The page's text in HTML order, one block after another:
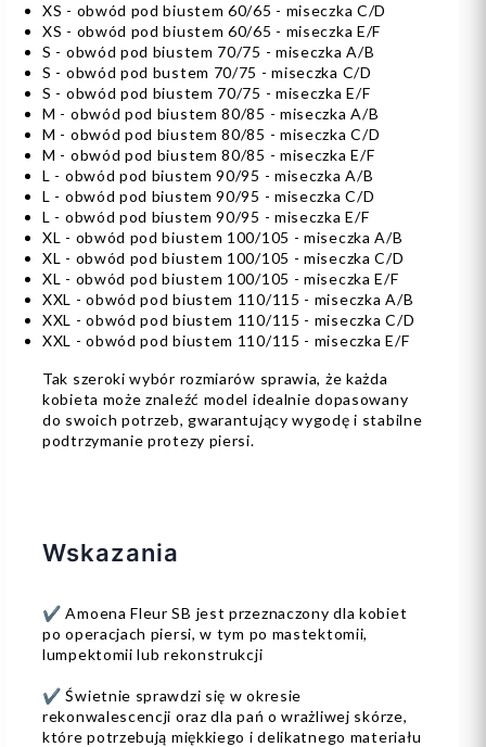
XS - obwód pod biustem 60/65 - miseczka C/D
XS - obwód pod biustem 60/65 - miseczka E/F
S - obwód pod biustem 70/75 - miseczka A/B
S - obwód pod bustem 70/75 - miseczka C/D
S - obwód pod biustem 70/75 - miseczka E/F
M - obwód pod biustem 80/85 - miseczka A/B
M - obwód pod biustem 80/85 - miseczka C/D
M - obwód pod biustem 80/85 - miseczka E/F
L - obwód pod biustem 90/95 - miseczka A/B
L - obwód pod biustem 90/95 - miseczka C/D
L - obwód pod biustem 90/95 - miseczka E/F
XL - obwód pod biustem 100/105 - miseczka A/B
XL - obwód pod biustem 100/105 - miseczka C/D
XL - obwód pod biustem 100/105 - miseczka E/F
XXL - obwód pod biustem 110/115 - miseczka A/B
XXL - obwód pod biustem 110/115 - miseczka C/D
XXL - obwód pod biustem 110/115 - miseczka E/F
Tak szeroki wybór rozmiarów sprawia, że każda
kobieta może znaleźć model idealnie dopasowany
do swoich potrzeb, gwarantujący wygodę i stabilne
podtrzymanie protezy piersi.
Wskazania
✔️ Amoena Fleur SB jest przeznaczony dla kobiet
po operacjach piersi, w tym po mastektomii,
lumpektomii lub rekonstrukcji
✔️ Świetnie sprawdzi się w okresie
rekonwalescencji oraz dla pań o wrażliwej skórze,
które potrzebują miękkiego i delikatnego materiału